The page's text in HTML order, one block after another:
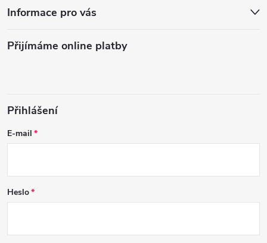
Informace pro vás
Přijímáme online platby
Přihlášení
E-mail
Heslo